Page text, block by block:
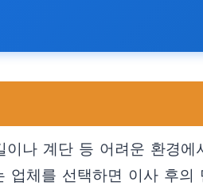
나 계단 등 어려운 환경에
체를 선택하면 이사 후의